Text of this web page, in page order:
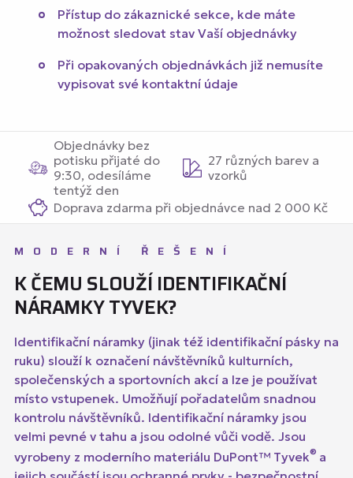
Přístup do zákaznické sekce, kde máte
možnost sledovat stav Vaší objednávky
Při opakovaných objednávkách již nemusíte
vypisovat své kontaktní údaje
Objednávky bez
potisku přijaté do
9:30, odesíláme
tentýž den
27 různých barev a
vzorků
Doprava zdarma při objednávce nad 2 000 Kč
MODERNÍ ŘEŠENÍ
K ČEMU SLOUŽÍ IDENTIFIKAČNÍ
NÁRAMKY TYVEK?
Identifikační náramky (jinak též identifikační pásky na
ruku) slouží k označení návštěvníků kulturních,
společenských a sportovních akcí a lze je používat
místo vstupenek. Umožňují pořadatelům snadnou
kontrolu návštěvníků. Identifikační náramky jsou
velmi pevné v tahu a jsou odolné vůči vodě. Jsou
vyrobeny z moderního materiálu DuPont™ Tyvek® a